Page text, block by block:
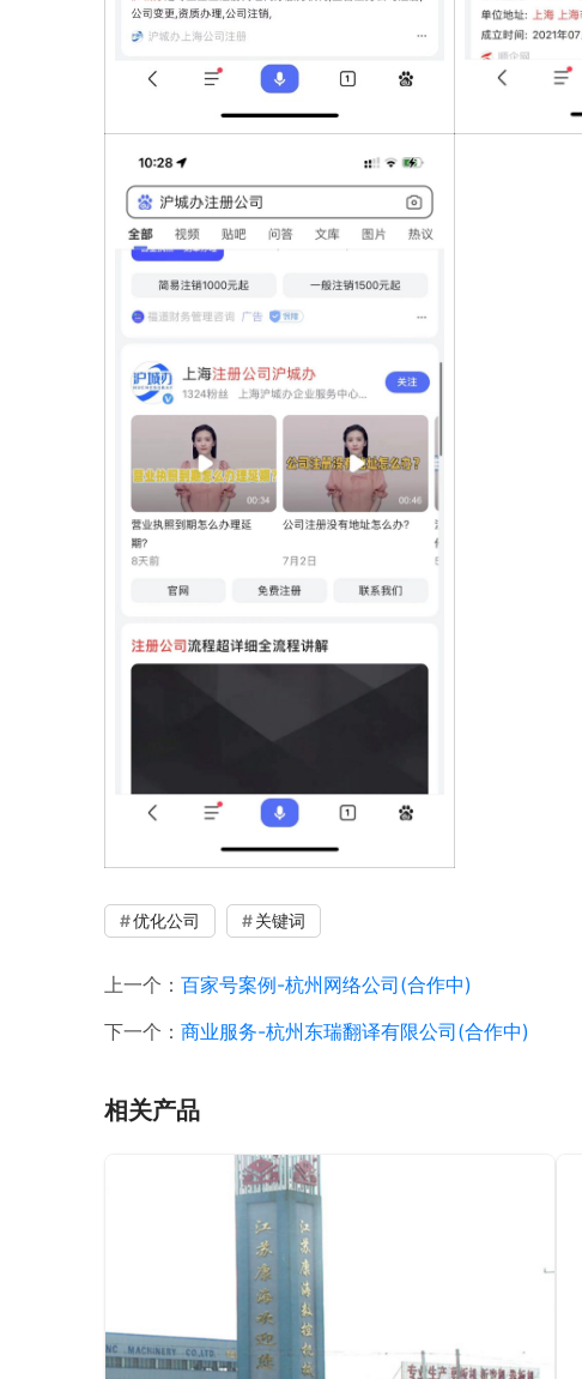
优化公司 关键词
上一个： 百家号案例-杭州网络公司(合作中)
下一个： 商业服务-杭州东瑞翻译有限公司(合作中)
相关产品